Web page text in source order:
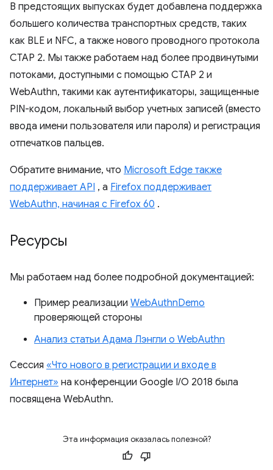
В предстоящих выпусках будет добавлена ​​поддержка
большего количества транспортных средств, таких
как BLE и NFC, а также нового проводного протокола
CTAP 2. Мы также работаем над более продвинутыми
потоками, доступными с помощью CTAP 2 и
WebAuthn, такими как аутентификаторы, защищенные
PIN-кодом, локальный выбор учетных записей (вместо
ввода имени пользователя или пароля) и регистрация
отпечатков пальцев.
Обратите внимание, что Microsoft Edge также
поддерживает API , а Firefox поддерживает
WebAuthn, начиная с Firefox 60 .
Ресурсы
Мы работаем над более подробной документацией:
Пример реализации WebAuthnDemo
проверяющей стороны
Анализ статьи Адама Лэнгли о WebAuthn
Сессия «Что нового в регистрации и входе в
Интернет» на конференции Google I/O 2018 была
посвящена WebAuthn.
Эта информация оказалась полезной?